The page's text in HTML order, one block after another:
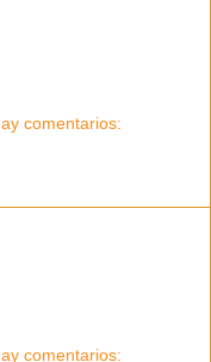
comentarios:
comentarios: